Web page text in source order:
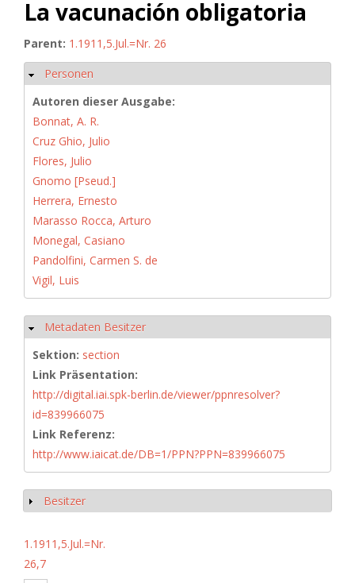
La vacunación obligatoria
Parent: 1.1911,5.Jul.=Nr. 26
Ausblenden
Personen
Autoren dieser Ausgabe:
Bonnat, A. R.
Cruz Ghio, Julio
Flores, Julio
Gnomo [Pseud.]
Herrera, Ernesto
Marasso Rocca, Arturo
Monegal, Casiano
Pandolfini, Carmen S. de
Vigil, Luis
Ausblenden
Metadaten Besitzer
Sektion: section
Link Präsentation:
http://digital.iai.spk-berlin.de/viewer/ppnresolver?
id=839966075
Link Referenz:
http://www.iaicat.de/DB=1/PPN?PPN=839966075
Anzeigen
Besitzer
1.1911,5.Jul.=Nr.
26,7